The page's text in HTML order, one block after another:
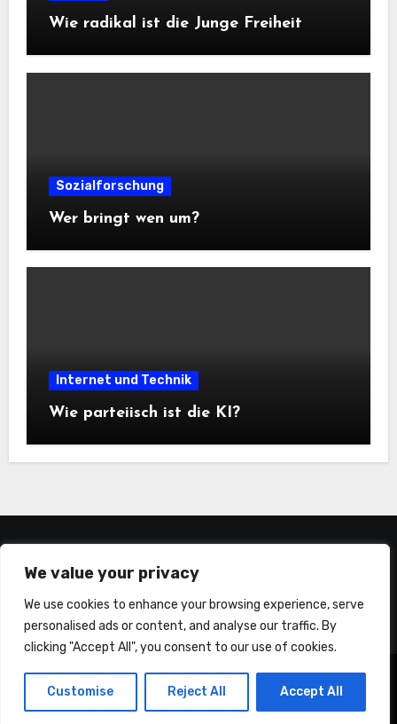
We value your privacy
We use cookies to enhance your browsing experience, serve
personalised ads or content, and analyse our traffic. By
clicking "Accept All", you consent to our use of cookies.
Customise Reject All Accept All
Wie radikal ist die Junge Freiheit
Sozialforschung
Wer bringt wen um?
Internet und Technik
Wie parteiisch ist die KI?
statistiker-blog.de
Copyright © All rights reserved
Themeansar